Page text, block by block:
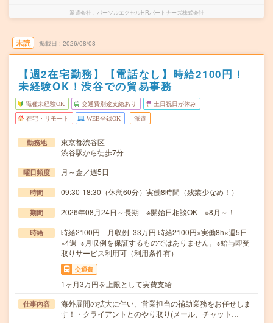
派遣会社 パーソルエクセルHRパートナーズ株式会社
未読 掲載日 2026/08/08
【週2在宅勤務】【電話なし】時給2100円！
未経験OK！渋谷での貿易事務
職種未経験OK 交通費別途支給あり 土日祝日が休み
在宅・リモート WEB登録OK 派遣
勤務地
東京都渋谷区
渋谷駅から徒歩7分
曜日頻度 月～金／週5日
時間 09:30-18:30（休憩60分）実働8時間（残業少なめ！）
期間 2026年08月24日～長期 ※開始日相談OK ※8月～！
時給
時給2100円 月収例 33万円 時給2100円×実働8h×週5日
×4週 ※月収例を保証するものではありません。※給与即受
取りサービス利用可（利用条件有）
交通費
1ヶ月3万円を上限として実費支給
仕事内容
海外展開の拡大に伴い、営業担当の補助業務をお任せしま
す！・クライアントとのやり取り(メール、チャット…